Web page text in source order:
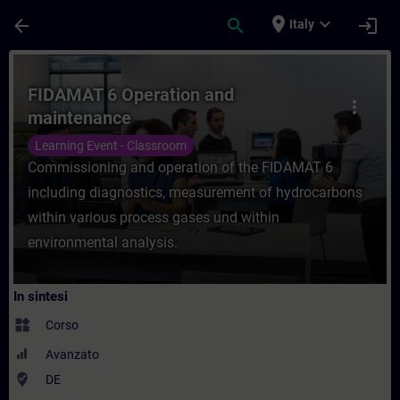
arrow_back search place Italy expand_more login
Corso - FIDAMAT 6 Operation and
more_vert
FIDAMAT 6 Operation and
maintenance
Learning Event - Classroom
Commissioning and operation of the FIDAMAT 6
including diagnostics, measurement of hydrocarbons
within various process gases und within
environmental analysis.
In sintesi
widgets Corso
Avanzato
where_to_vote DE